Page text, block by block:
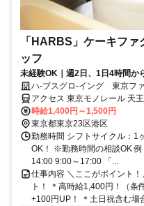
「HARBS」ケーキフ
ッフ
未経験OK｜週2日、1日4時間か
UP｜土日祝に勤務できる方、歓
ハ-ブスグロ-イング 東京フ
アクセス 東京モノレール 天
分、りんかい線 天王洲アイ
手線 品川港南口(東口)徒歩約
時給1,400円～1,500円
東京都東京23区港区
勤務時間 シフトサイクル：1
OK！ ※勤務時間の相談OK
14:00 9:00～17:00 「...
仕事内容 ＼ここがポイント
ト！ ＊高時給1,400円！（条
+100円UP！ ＊土日祝含む場